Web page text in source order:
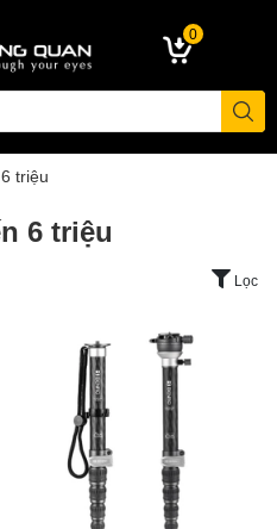
0
triệu
6 triệu
Lọc